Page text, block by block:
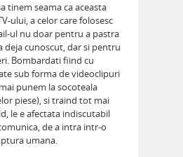
tinem seama ca aceasta
ului, a celor care folosesc
ul nu doar pentru a pastra
deja cunoscut, dar si pentru
Bombardati fiind cu
sub forma de videoclipuri
punem la socoteala
piese), si traind tot mai
le e afectata indiscutabil
de a intra intr-o
umana.